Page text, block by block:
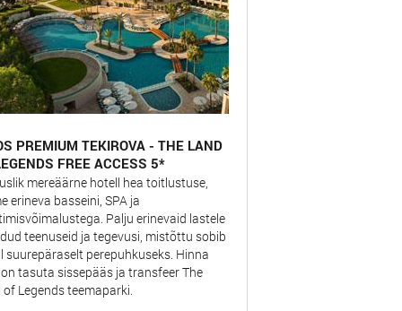
PREMIUM TEKIROVA - THE LAND
FREE ACCESS 5*
mereäärne hotell hea toitlustuse,
erineva basseini, SPA ja
Palju erinevaid lastele
teenuseid ja tegevusi, mistõttu sobib
suurepäraselt perepuhkuseks. Hinna
on tasuta sissepääs ja transfeer The
of Legends teemaparki.